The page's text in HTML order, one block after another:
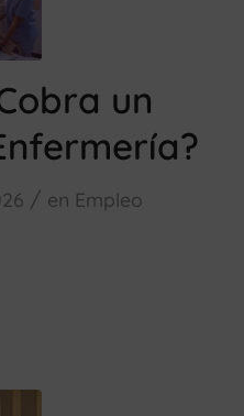
un
/ en Empleo